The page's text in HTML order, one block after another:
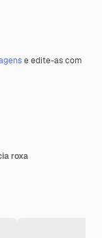
e edite-as com
roxa